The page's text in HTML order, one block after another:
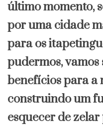
último momento,
por uma cidade
para os
pudermos,
benefícios para a
construindo um
esquecer de